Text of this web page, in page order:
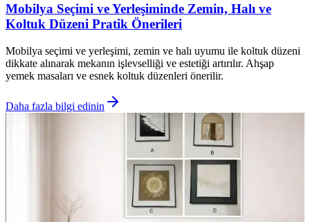
Mobilya Seçimi ve Yerleşiminde Zemin, Halı ve
Koltuk Düzeni Pratik Önerileri
Mobilya seçimi ve yerleşimi, zemin ve halı uyumu ile koltuk düzeni
dikkate alınarak mekanın işlevselliği ve estetiği artırılır. Ahşap
yemek masaları ve esnek koltuk düzenleri önerilir.
Daha fazla bilgi edinin